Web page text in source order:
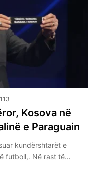
113
Kosova në
e Paraguain
kundërshtarët e
futboll,. Në rast të…